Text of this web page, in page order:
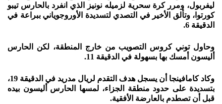
ليفربول، ومرر كرة سحرية لزميله نونيز الذي انفرد بالحارس تيبو
كورتوا، وتألق الأخير في التصدي لتسديدة الأوروجوياني ببراعة في
الدقيقة 6.
وحاول توني كروس التصويب من خارج المنطقة، لكن الحارس
أليسون أمسك بها بسهولة في الدقيقة 11.
وكاد كامافينجا أن يسجل هدف التقدم لريال مدريد في الدقيقة 19،
بتسديدة على حدود منطقة الجزاء، لمسها الحارس أليسون بيده
قبل أن تصطدم بالعارضة الأفقية.